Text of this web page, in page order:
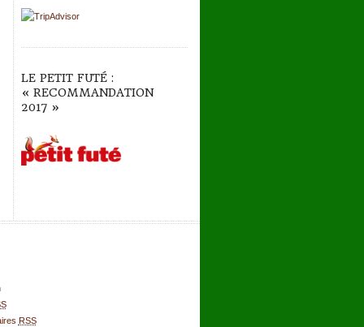
LE PETIT FUTÉ :
« RECOMMANDATION
2017 »
RSS